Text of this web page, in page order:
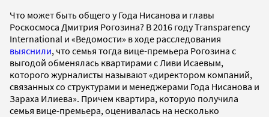
Что может быть общего у Года Нисанова и главы
Роскосмоса Дмитрия Рогозина? В 2016 году Transparency
International и «Ведомости» в ходе расследования
выяснили, что семья тогда вице-премьера Рогозина с
выгодой обменялась квартирами с Ливи Исаевым,
которого журналисты называют «директором компаний,
связанных со структурами и менеджерами Года Нисанова и
Зараха Илиева». Причем квартира, которую получила
семья вице-премьера, оценивалась на несколько